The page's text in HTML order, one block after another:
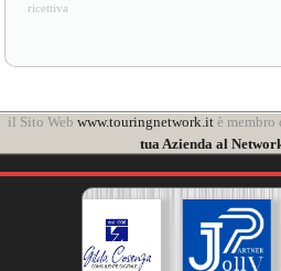
ricettiva
il Sito Web www.touringnetwork.itè membro
tua Azienda al